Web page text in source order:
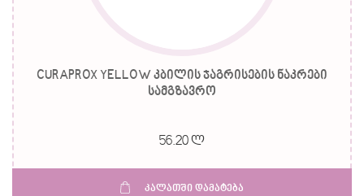
CURAPROX YELLOW კბილის ჯაგრისების ნაკრები
სამგზავრო
56.20 ლ
კალათში დამატება